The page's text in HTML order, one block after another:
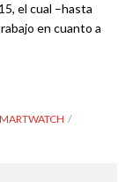
el cual –hasta
en cuanto a